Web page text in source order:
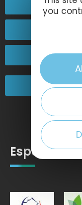
Espace pro
you